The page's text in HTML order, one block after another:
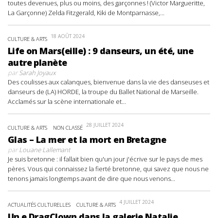
toutes devenues, plus ou moins, des garçonnes ! (Victor Margueritte,
La Garçonne) Zelda Fitzgerald, Kiki de Montparnasse,...
CULTURE & ARTS 18 AOÛT 2024
Life on Mars(eille) : 9 danseurs, un été, une
autre planète
parSarah Joyaux
Des coulisses aux calanques, bienvenue dans la vie des danseuses et
danseurs de (LA) HORDE, la troupe du Ballet National de Marseille.
Acclamés sur la scène internationale et...
CULTURE & ARTS NON CLASSÉ 28 JUILLET 2024
Glas – La mer et la mort en Bretagne
parLouane Lallemant
Je suis bretonne : il fallait bien qu'un jour j'écrive sur le pays de mes
pères. Vous qui connaissez la fierté bretonne, qui savez que nous ne
tenons jamais longtemps avant de dire que nous venons...
ACTUALITÉS CULTURELLES CULTURE & ARTS 4 JUILLET 2024